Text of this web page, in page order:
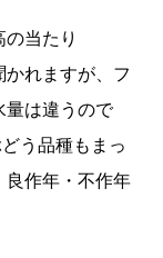
当たり
れますが、フ
量は違うので
う品種もまっ
良作年・不作年